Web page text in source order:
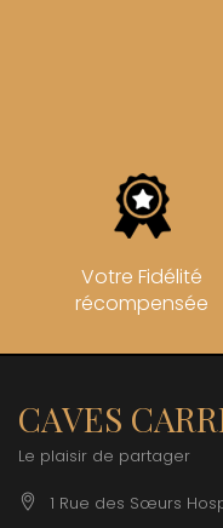
Votre Fidélité
récompensée
CAVES
Le plaisir de partager
1 Rue des Sœurs